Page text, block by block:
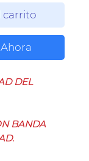
carrito
DEL
BANDA